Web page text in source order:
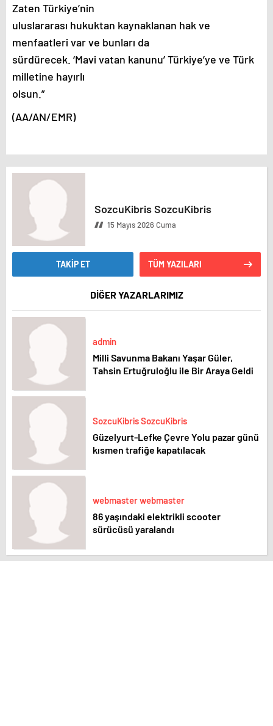
SozcuKibris SozcuKibris
15 Mayıs 2026 Cuma
TAKİP ET TÜM YAZILARI
DİĞER YAZARLARIMIZ
admin
Milli Savunma Bakanı Yaşar Güler,
Tahsin Ertuğruloğlu ile Bir Araya Geldi
SozcuKibris SozcuKibris
Güzelyurt-Lefke Çevre Yolu pazar günü
kısmen trafiğe kapatılacak
webmaster webmaster
86 yaşındaki elektrikli scooter
sürücüsü yaralandı
Zaten Türkiye’nin
uluslararası hukuktan kaynaklanan hak ve
menfaatleri var ve bunları da
sürdürecek. ‘Mavi vatan kanunu’ Türkiye’ye ve Türk
milletine hayırlı
olsun.”
(AA/AN/EMR)